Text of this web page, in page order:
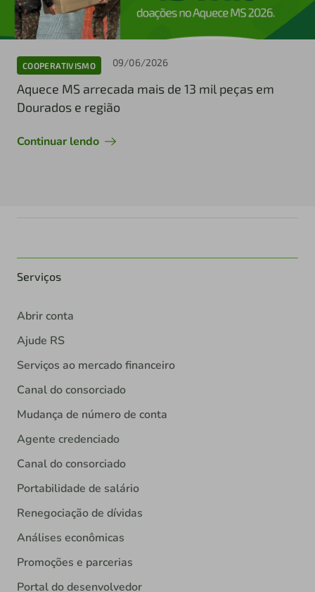
COOPERATIVISMO 09/06/2026
Aquece MS arrecada mais de 13 mil peças em
Dourados e região
Continuar lendo
Serviços
Abrir conta
Ajude RS
Serviços ao mercado financeiro
Canal do consorciado
Mudança de número de conta
Agente credenciado
Canal do consorciado
Portabilidade de salário
Renegociação de dívidas
Análises econômicas
Promoções e parcerias
Portal do desenvolvedor